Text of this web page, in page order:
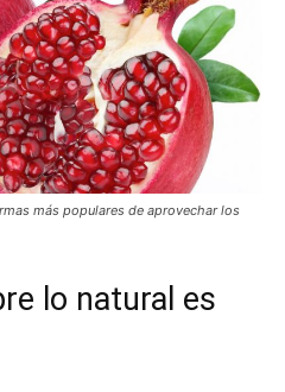
más populares de aprovechar los
lo natural es